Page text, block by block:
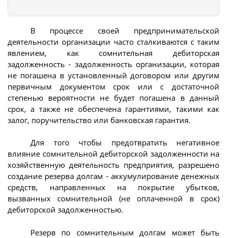
В процессе своей предпринимательской
деятельности организации часто сталкиваются с таким
явлением, как сомнительная дебиторская
задолженность - задолженность организации, которая
не погашена в установленный договором или другим
первичным документом срок или с достаточной
степенью вероятности не будет погашена в данный
срок, а также не обеспечена гарантиями, такими как
залог, поручительство или банковская гарантия.
Для того чтобы предотвратить негативное
влияние сомнительной дебиторской задолженности на
хозяйственную деятельность предприятия, разрешено
создание резерва долгам - аккумулирование денежных
средств, направленных на покрытие убытков,
вызванных сомнительной (не оплаченной в срок)
дебиторской задолженностью.
Резерв по сомнительным долгам может быть